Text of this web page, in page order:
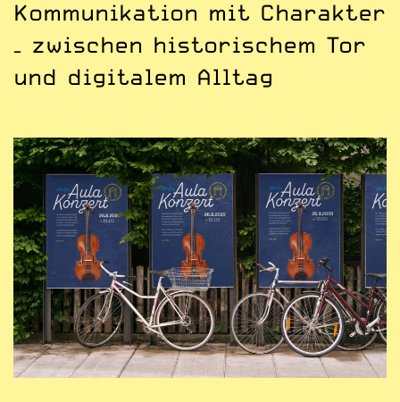
Kommunikation mit Charakter
– zwischen historischem Tor
und digitalem Alltag